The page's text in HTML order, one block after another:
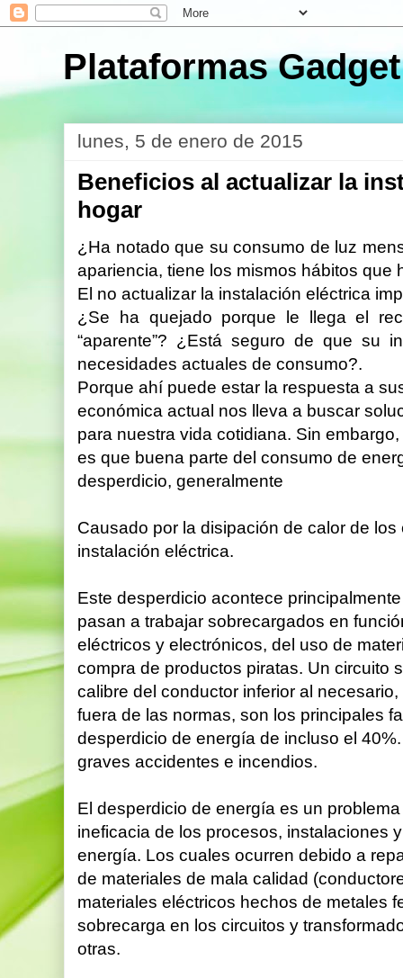
Plataformas Gadget
lunes, 5 de enero de 2015
Beneficios al actualizar la
hogar
¿Ha notado que su consumo de luz
apariencia, tiene los mismos hábitos que
El no actualizar la instalación eléctrica
¿Se ha quejado porque le llega el
“aparente”? ¿Está seguro de que su
necesidades actuales de consumo?.
Porque ahí puede estar la respuesta a
económica actual nos lleva a buscar
para nuestra vida cotidiana. Sin
es que buena parte del consumo de
desperdicio, generalmente
Causado por la disipación de calor de
instalación eléctrica.
Este desperdicio acontece
pasan a trabajar sobrecargados en
eléctricos y electrónicos, del uso de
compra de productos piratas. Un circuito
calibre del conductor inferior al
fuera de las normas, son los principales
desperdicio de energía de incluso el
graves accidentes e incendios.
El desperdicio de energía es un
ineficacia de los procesos, instalaciones
energía. Los cuales ocurren debido a
de materiales de mala calidad
materiales eléctricos hechos de metales
sobrecarga en los circuitos y
otras.